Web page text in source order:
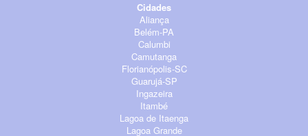
Cidades
Aliança
Belém-PA
Calumbi
Camutanga
Florianópolis-SC
Guarujá-SP
Ingazeira
Itambé
Lagoa de Itaenga
Lagoa Grande